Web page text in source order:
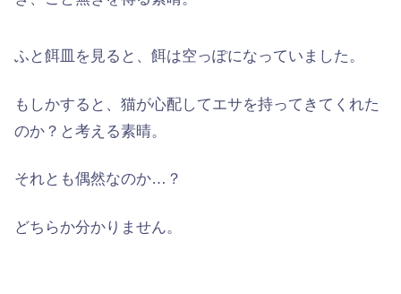
ふと餌皿を見ると、餌は空っぽになっていました。
もしかすると、猫が心配してエサを持ってきてくれた
のか？と考える素晴。
それとも偶然なのか…？
どちらか分かりません。